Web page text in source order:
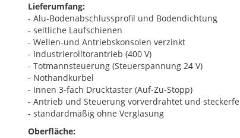
Lieferumfang:
- Alu-Bodenabschlussprofil und Bodendichtung
- seitliche Laufschienen
- Wellen-und Antriebskonsolen verzinkt
- Industrierolltorantrieb (400 V)
- Totmannsteuerung (Steuerspannung 24 V)
- Nothandkurbel
- Innen 3-fach Drucktaster (Auf-Zu-Stopp)
- Antrieb und Steuerung vorverdrahtet und
- standardmäßig ohne Verglasung
Oberfläche: